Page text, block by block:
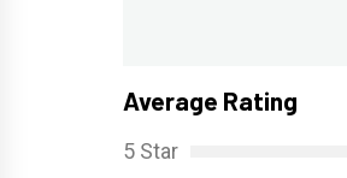
Average Rating
5 Star